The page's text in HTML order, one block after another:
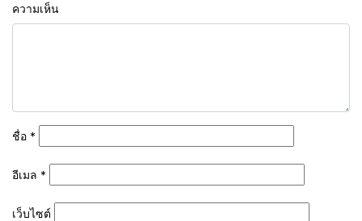
ความเห็น
ชื่อ *
อีเมล *
เว็บไซต์